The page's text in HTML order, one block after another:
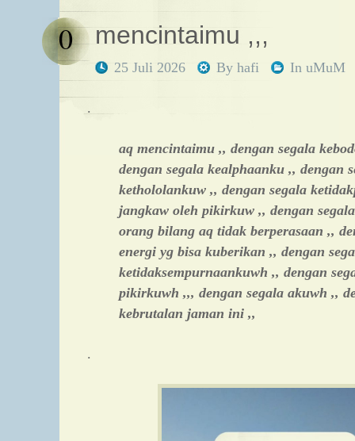
mencintaimu ,,,
25 Juli 2026 By hafi
0
In uMuM
.
aq mencintaimu ,, dengan segala
dengan segala kealphaanku ,, dengan
kethololankuw ,, dengan segala
jangkaw oleh pikirkuw ,, dengan
orang bilang aq tidak berperasaan ,,
energi yg bisa kuberikan ,, dengan
ketidaksempurnaankuwh ,, dengan
pikirkuwh ,,, dengan segala akuwh ,,
kebrutalan jaman ini ,,
.